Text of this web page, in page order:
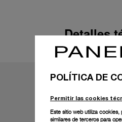
Detalles
POLÍTICA DE
Permitir las cookies
Este sitio web utiliza cookies,
similares de terceros para